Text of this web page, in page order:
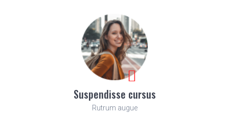
Suspendisse cursus
Rutrum augue